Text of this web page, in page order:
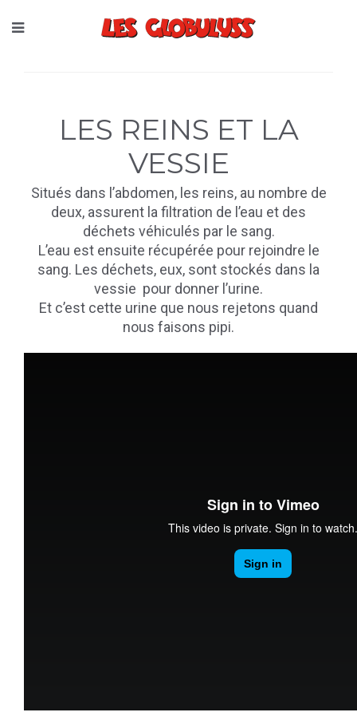
LES REINS ET LA
VESSIE
Situés dans l’abdomen, les reins, au nombre de
deux, assurent la filtration de l’eau et des
déchets véhiculés par le sang.
L’eau est ensuite récupérée pour rejoindre le
sang. Les déchets, eux, sont stockés dans la
vessie pour donner l’urine.
Et c’est cette urine que nous rejetons quand
nous faisons pipi.